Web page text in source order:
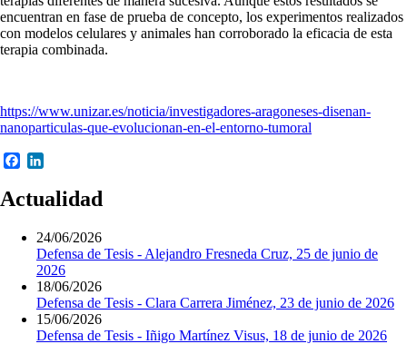
encuentran en fase de prueba de concepto, los experimentos realizados
con modelos celulares y animales han corroborado la eficacia de esta
terapia combinada.
https://www.unizar.es/noticia/investigadores-aragoneses-disenan-
nanoparticulas-que-evolucionan-en-el-entorno-tumoral
Facebook
Actualidad
24/06/2026
Defensa de Tesis - Alejandro Fresneda Cruz, 25 de junio de
2026
18/06/2026
Defensa de Tesis - Clara Carrera Jiménez, 23 de junio de 2026
15/06/2026
Defensa de Tesis - Iñigo Martínez Visus, 18 de junio de 2026